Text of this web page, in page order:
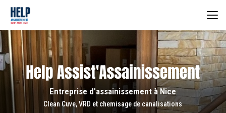
contenu
principal
Entreprise d'assainissement à Nice
Clean Cuve, VRD et chemisage de canalisations